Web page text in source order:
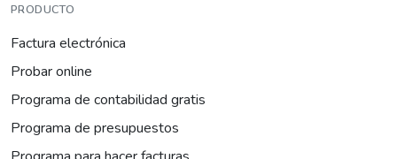
PRODUCTO
Factura electrónica
Probar online
Programa de contabilidad gratis
Programa de presupuestos